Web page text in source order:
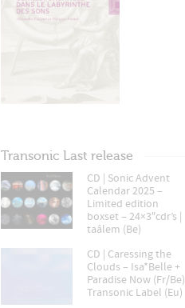
Transonic Last release
CD | Sonic Advent
Calendar 2025 –
Limited edition
boxset – 24×3″cdr’s |
taâlem (Be)
CD | Caressing the
Clouds – Isa*Belle +
Paradise Now (Fr/Be) |
Transonic Label (Eu)